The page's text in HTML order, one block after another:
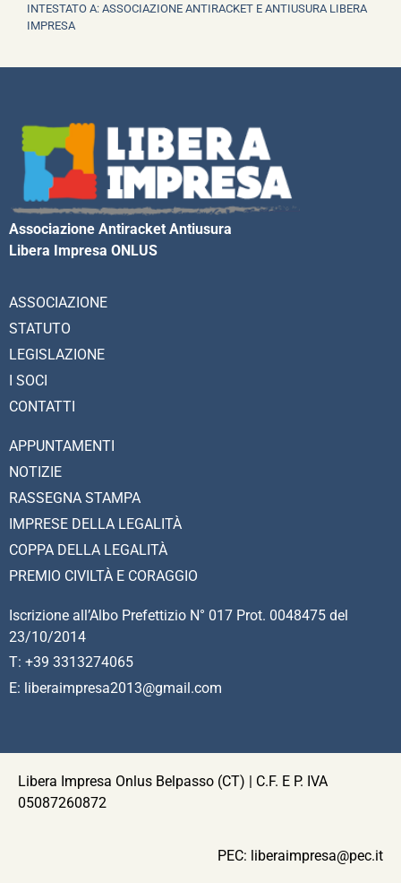
INTESTATO A: ASSOCIAZIONE ANTIRACKET E ANTIUSURA LIBERA
IMPRESA
Associazione Antiracket Antiusura
Libera Impresa ONLUS
ASSOCIAZIONE
STATUTO
LEGISLAZIONE
I SOCI
CONTATTI
APPUNTAMENTI
NOTIZIE
RASSEGNA STAMPA
IMPRESE DELLA LEGALITÀ
COPPA DELLA LEGALITÀ
PREMIO CIVILTÀ E CORAGGIO
Iscrizione all’Albo Prefettizio N° 017 Prot. 0048475 del
23/10/2014
T: +39 3313274065
E: liberaimpresa2013@gmail.com
Libera Impresa Onlus Belpasso (CT) | C.F. E P. IVA
05087260872
PEC: liberaimpresa@pec.it